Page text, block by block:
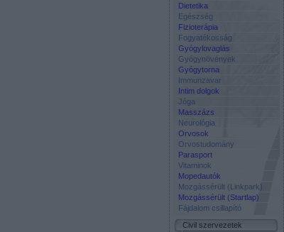
Dietetika
Egészség
Fizioterápia
Fogyatékosság
Gyógylovaglás
Gyógynövények
Gyógytorna
Immunzavar
Intim dolgok
Jóga
Masszázs
Neurológia
Orvosok
Orvostudomány
Parasport
Vitaminok
Mopedautók
Mozgássérült (Linkpark)
Mozgássérült (Startlap)
Fájdalom csillapító
Civil szervezetek